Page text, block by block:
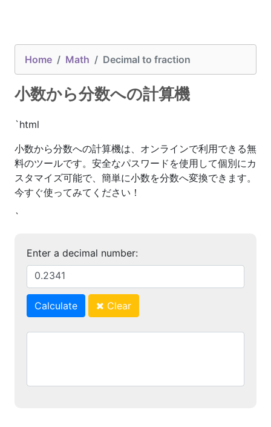
Home Math Decimal to fraction
小数から分数への計算機
`html
小数から分数への計算機は、オンラインで利用できる無
料のツールです。安全なパスワードを使用して個別にカ
スタマイズ可能で、簡単に小数を分数へ変換できます。
今すぐ使ってみてください！
`
Enter a decimal number:
Calculate Clear